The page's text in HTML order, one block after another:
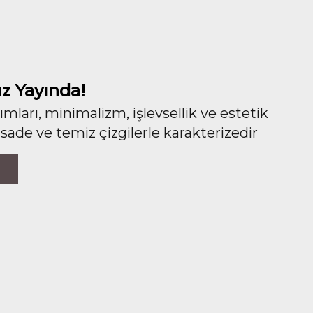
Yayında!
minimalizm, işlevsellik ve estetik
ve temiz çizgilerle karakterizedir